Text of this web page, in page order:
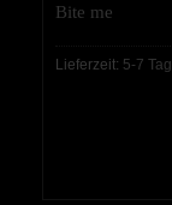
Bite me
Lieferzeit: 5-7